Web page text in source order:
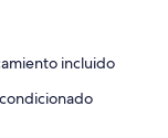
2 camas de
incluido